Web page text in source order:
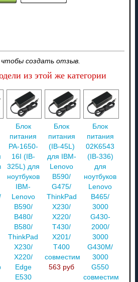
создать отзыв.
из этой же категории
Блок
питания
PA-1650-
16I (IB-
325L) для
ноутбуков
IBM-
Lenovo
B590/
B480/
B580/
ThinkPad
X230/
X220/
Edge
E530
Блок
питания
(IB-45L)
для IBM-
Lenovo
B590/
G475/
ThinkPad
X230/
X220/
T430/
X201/
T400
совместимый
563 руб
Блок
питания
02K6543
(IB-336)
для
ноутбуков
Lenovo
B465/
3000
G430-
2000/
3000
G430M/
3000
G550
совместимый